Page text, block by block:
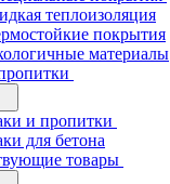
теплоизоляция
покрытия
материалы
и пропитки
для бетона
товары